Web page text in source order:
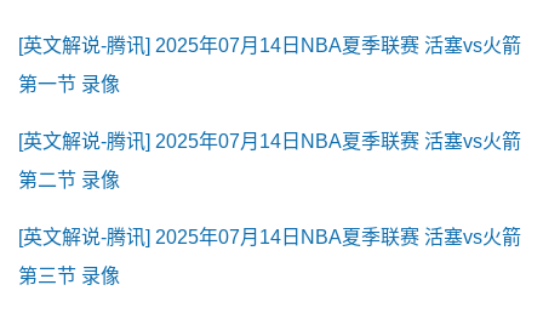
[英文解说-腾讯] 2025年07月14日NBA夏季联赛 活塞vs火箭
第一节 录像
[英文解说-腾讯] 2025年07月14日NBA夏季联赛 活塞vs火箭
第二节 录像
[英文解说-腾讯] 2025年07月14日NBA夏季联赛 活塞vs火箭
第三节 录像